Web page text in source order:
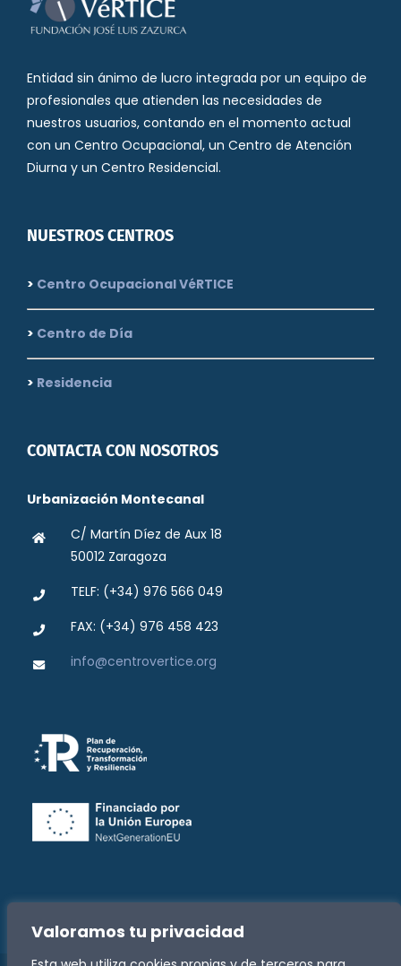
Valoramos tu privacidad
Entidad sin ánimo de lucro integrada por un equipo de
profesionales que atienden las necesidades de
nuestros usuarios, contando en el momento actual
con un Centro Ocupacional, un Centro de Atención
Diurna y un Centro Residencial.
NUESTROS CENTROS
> Centro Ocupacional VéRTICE
> Centro de Día
> Residencia
CONTACTA CON NOSOTROS
Urbanización Montecanal
C/ Martín Díez de Aux 18
50012 Zaragoza
TELF: (+34) 976 566 049
FAX: (+34) 976 458 423
info@centrovertice.org